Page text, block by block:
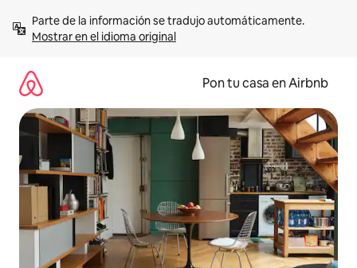
contenidoMostrar en el idioma original
Pon tu casa en Airbnb